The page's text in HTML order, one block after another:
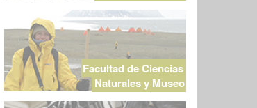
Facultad de Ciencias
Naturales y Museo